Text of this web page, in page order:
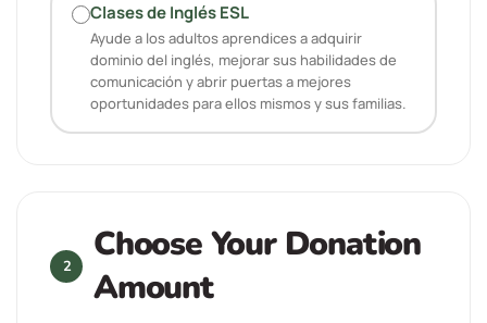
Clases de Inglés ESL
Ayude a los adultos aprendices a adquirir
dominio del inglés, mejorar sus habilidades de
comunicación y abrir puertas a mejores
oportunidades para ellos mismos y sus familias.
2
Choose Your Donation
Amount